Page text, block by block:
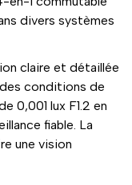
divers systèmes
claire et détaillée
conditions de
0,001 lux F1.2 en
fiable. La
une vision